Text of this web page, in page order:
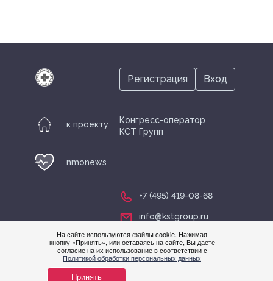
На сайте используются файлы cookie. Нажимая
кнопку «Принять», или оставаясь на сайте, Вы даете
согласие на их использование в соответствии с
Политикой обработки персональных данных
Принять
к проекту
nmonews
Конгресс-оператор
КСТ Групп
+7 (495) 419-08-68
info@kstgroup.ru
Регистрация Вход